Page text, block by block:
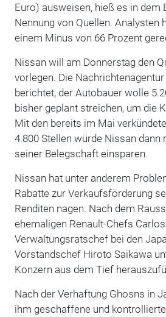
Euro) ausweisen, hieß es in dem
Nennung von Quellen. Analysten
einem Minus von 66 Prozent
Nissan will am Donnerstag den
vorlegen. Die
berichtet, der Autobauer wolle
bisher geplant streichen, um die
Mit den bereits im Mai
4.800 Stellen würde Nissan dann
seiner Belegschaft einsparen.
Nissan hat unter anderem
Rabatte zur Verkaufsförderung
Renditen nagen. Nach dem
ehemaligen Renault-Chefs
Verwaltungsratschef bei den
Vorstandschef Hiroto Saikawa
Konzern aus dem Tief
Nach der Verhaftung Ghosns in
ihm geschaffene und